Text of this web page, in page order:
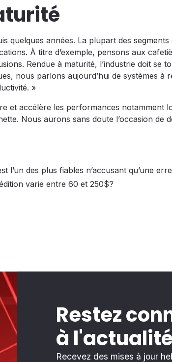
quelques années. La plupart des
À titre d’exemple, pensons aux
Rendue à maturité, l’industrie doit se
nous parlons aujourd’hui de systèmes à
»
et accélère les performances notamment
Nous aurons sans doute l’occasion de
l’un des plus fiables n’accusant qu’une
varie entre 60 et 250$?
Restez
à
Recevez des mises à jour